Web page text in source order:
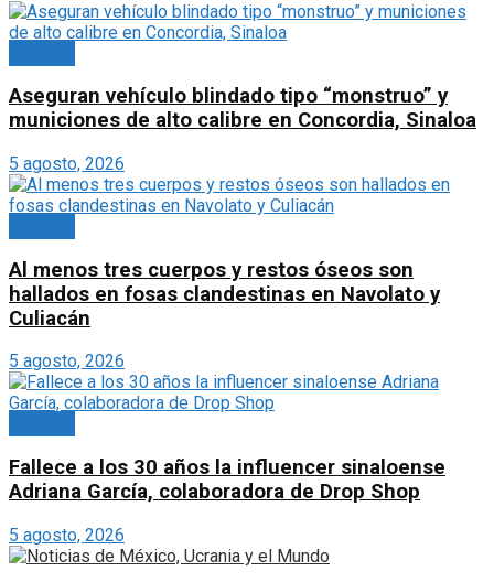
Aseguran vehículo blindado tipo “monstruo” y
municiones de alto calibre en Concordia, Sinaloa
5 agosto, 2026
Al menos tres cuerpos y restos óseos son
hallados en fosas clandestinas en Navolato y
Culiacán
5 agosto, 2026
Fallece a los 30 años la influencer sinaloense
Adriana García, colaboradora de Drop Shop
5 agosto, 2026